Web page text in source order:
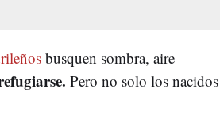
busquen sombra, aire
Pero no solo los nacidos